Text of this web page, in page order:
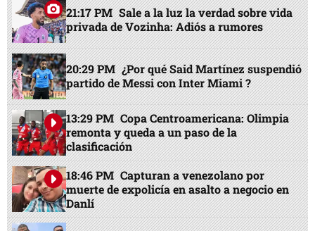
21:17 PM Sale a la luz la verdad sobre vida
privada de Vozinha: Adiós a rumores
20:29 PM ¿Por qué Said Martínez suspendió
partido de Messi con Inter Miami ?
13:29 PM Copa Centroamericana: Olimpia
remonta y queda a un paso de la
clasificación
18:46 PM Capturan a venezolano por
muerte de expolicía en asalto a negocio en
Danlí